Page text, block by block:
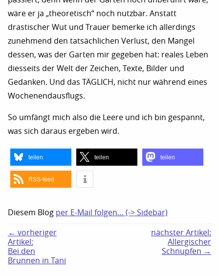
wäre er ja „theoretisch“ noch nutzbar. Anstatt
drastischer Wut und Trauer bemerke ich allerdings
zunehmend den tatsächlichen Verlust, den Mangel
dessen, was der Garten mir gegeben hat: reales Leben
diesseits der Welt der Zeichen, Texte, Bilder und
Gedanken. Und das TÄGLICH, nicht nur während eines
Wochenendausflugs.
So umfängt mich also die Leere und ich bin gespannt,
was sich daraus ergeben wird.
teilen teilen teilen
RSS-feed
Diesem Blog per E-Mail folgen… (-> Sidebar)
← vorheriger
Artikel:
Bei den
Brunnen in Tani
nächster Artikel:
Allergischer
Schnupfen →